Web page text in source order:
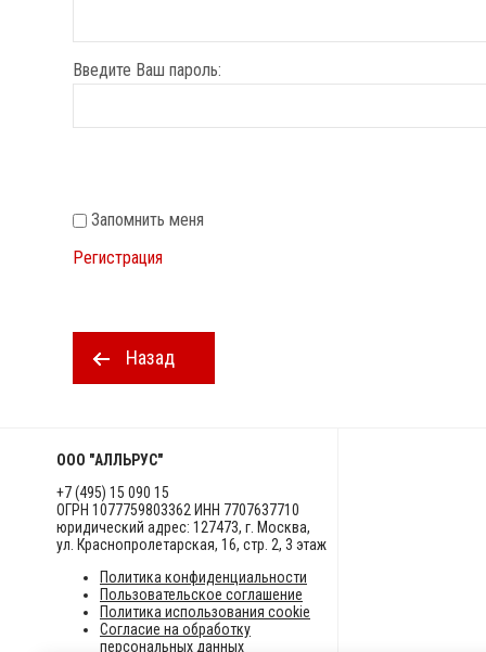
Введите Ваш пароль:
Запомнить меня
Регистрация
Назад
ООО "АЛЛЬРУС"
+7 (495) 15 090 15
ОГРН 1077759803362 ИНН 7707637710
юридический адрес: 127473, г. Москва,
ул. Краснопролетарская, 16, стр. 2, 3 этаж
Политика конфиденциальности
Пользовательское соглашение
Политика использования cookie
Согласие на обработку
персональных данных